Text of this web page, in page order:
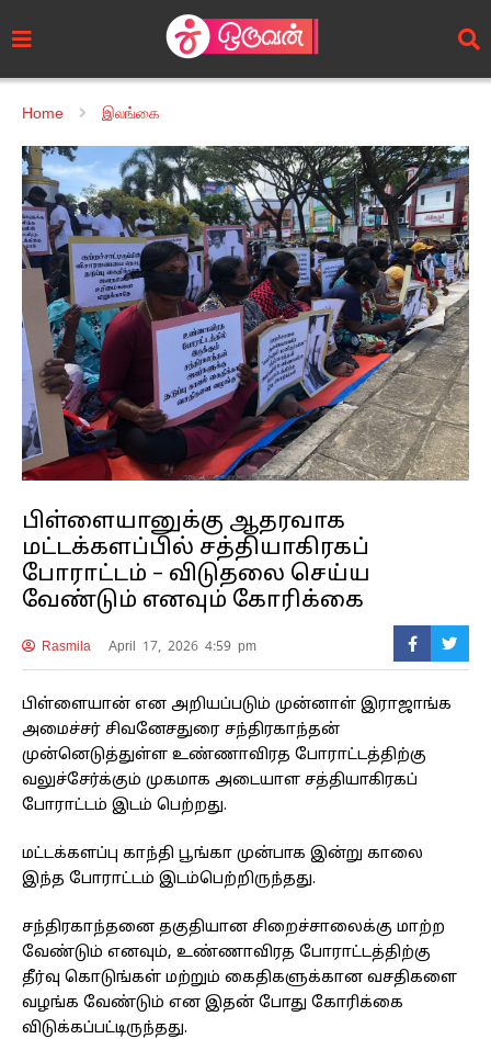
Home இலங்கை
பிள்ளையானுக்கு ஆதரவாக
மட்டக்களப்பில் சத்தியாகிரகப்
போராட்டம் – விடுதலை செய்ய
வேண்டும் எனவும் கோரிக்கை
Rasmila April 17, 2026 4:59 pm
பிள்ளையான் என அறியப்படும் முன்னாள் இராஜாங்க
அமைச்சர் சிவனேசதுரை சந்திரகாந்தன்
முன்னெடுத்துள்ள உண்ணாவிரத போராட்டத்திற்கு
வலுச்சேர்க்கும் முகமாக அடையாள சத்தியாகிரகப்
போராட்டம் இடம் பெற்றது.
மட்டக்களப்பு காந்தி பூங்கா முன்பாக இன்று காலை
இந்த போராட்டம் இடம்பெற்றிருந்தது.
சந்திரகாந்தனை தகுதியான சிறைச்சாலைக்கு மாற்ற
வேண்டும் எனவும், உண்ணாவிரத போராட்டத்திற்கு
தீர்வு கொடுங்கள் மற்றும் கைதிகளுக்கான வசதிகளை
வழங்க வேண்டும் என இதன் போது கோரிக்கை
விடுக்கப்பட்டிருந்தது.